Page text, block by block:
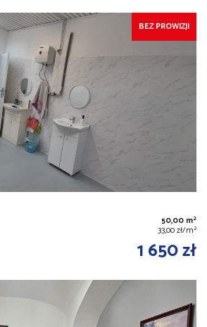
BEZ PROWIZJI
50,00 m2
33,00 zł/m2
1 650 zł